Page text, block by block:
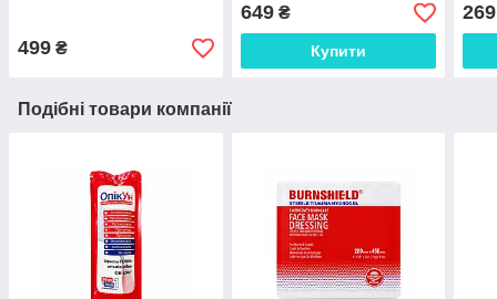
499 ₴
649₴
Купити
269
Подібні товари компанії